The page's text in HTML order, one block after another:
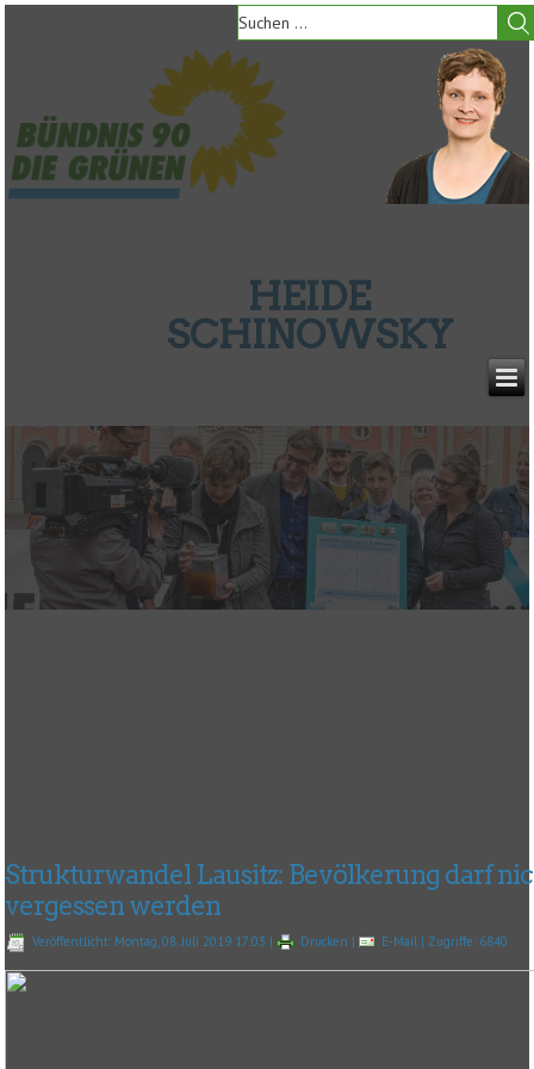
HEIDE
SCHINOWSKY
Strukturwandel Lausitz: Bevölkerung darf
vergessen werden
Veröffentlicht: Montag, 08. Juli 2019 17:03 | Drucken | E-Mail | Zugriffe: 6840